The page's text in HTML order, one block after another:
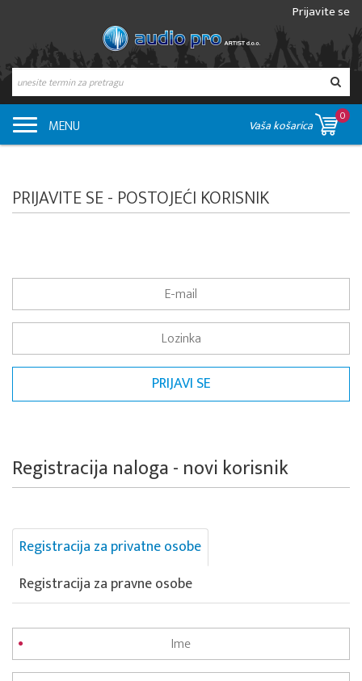
Prijavite se
MENU Vaša košarica
0
PRIJAVITE SE - POSTOJEĆI KORISNIK
Registracija naloga - novi korisnik
Registracija za privatne osobe
Registracija za pravne osobe